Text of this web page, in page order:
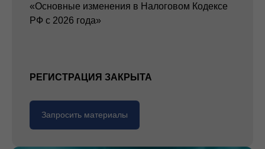
«Основные изменения в Налоговом Кодексе
РФ с 2026 года»
РЕГИСТРАЦИЯ ЗАКРЫТА
Запросить материалы